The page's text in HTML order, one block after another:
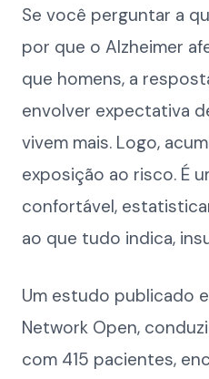
Se você perguntar a
por que o Alzheimer
que homens, a
envolver expectativa
vivem mais. Logo,
exposição ao risco. É
confortável,
ao que tudo indica,
Um estudo publicado
Network Open,
com 415 pacientes,